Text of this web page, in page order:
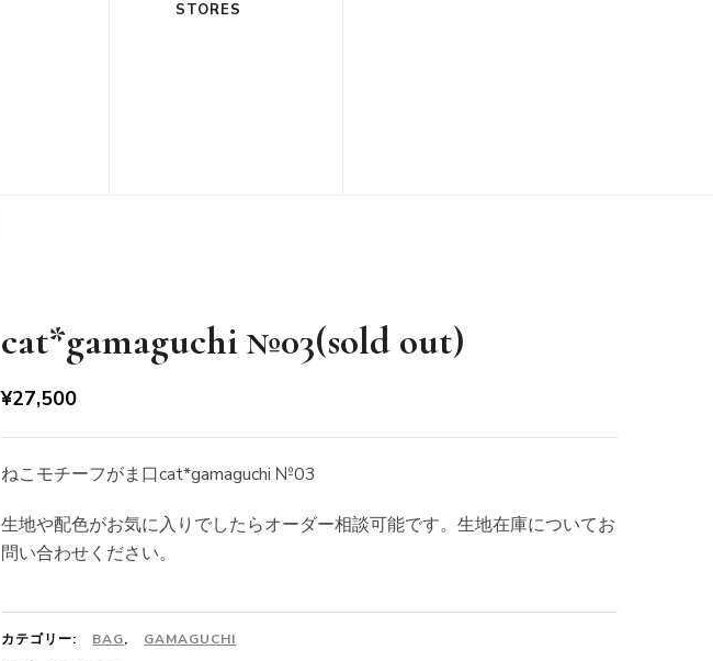
STORES
cat*gamaguchi №03(sold out)
¥27,500
ねこモチーフがま口cat*gamaguchi №03
生地や配色がお気に入りでしたらオーダー相談可能です。生地在庫についてお
問い合わせください。
カテゴリー: BAG,
GAMAGUCHI